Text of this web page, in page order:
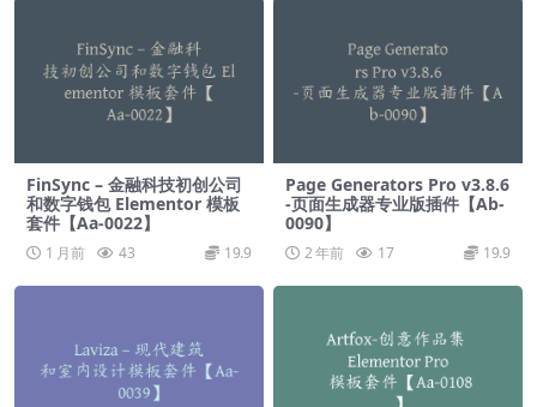
FinSync – 金融科技初创公司
和数字钱包 Elementor 模板
套件【Aa-0022】
1 月前 43 19.9
Page Generators Pro v3.8.6
-页面生成器专业版插件【Ab-
0090】
2 年前 17 19.9